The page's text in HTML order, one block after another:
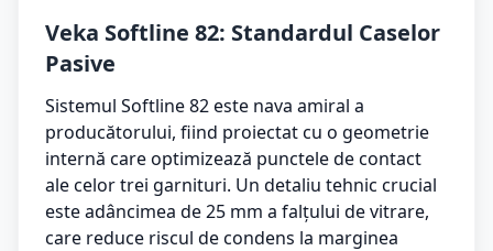
Veka Softline 82: Standardul Caselor
Pasive
Sistemul Softline 82 este nava amiral a
producătorului, fiind proiectat cu o geometrie
internă care optimizează punctele de contact
ale celor trei garnituri. Un detaliu tehnic crucial
este adâncimea de 25 mm a falțului de vitrare,
care reduce riscul de condens la marginea